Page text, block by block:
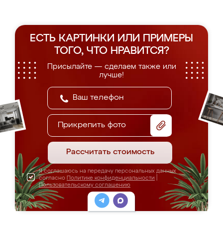
ЕСТЬ КАРТИНКИ ИЛИ ПРИМЕРЫ
ТОГО, ЧТО НРАВИТСЯ?
Присылайте — сделаем также или
лучше!
Прикрепить фото
Рассчитать стоимость
Я соглашаюсь на передачу персональных данных
согласно Политике конфиденциальности
Пользовательскому соглашению